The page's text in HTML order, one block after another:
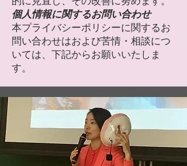
個人情報に関するお問い合わせ
本プライバシーポリシーに関するお
問い合わせはおよび苦情・相談につ
いては、下記からお願いいたしま
す。